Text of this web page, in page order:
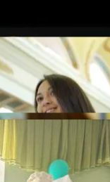
ГЕНДЕРДИК
ЗОМБУЛУКТАН
07.08.2026
КЫРГЫЗ
КӨРКӨМ
07.08.2026
Абитуриент
ЖОЖДОРГО